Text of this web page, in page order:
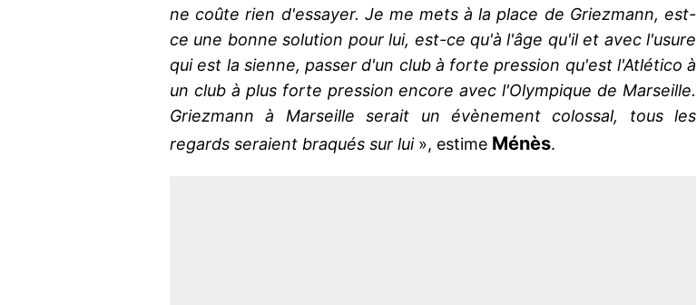
ne coûte rien d'essayer. Je me mets à la place de Griezmann, est-
ce une bonne solution pour lui, est-ce qu'à l'âge qu'il et avec l'usure
qui est la sienne, passer d'un club à forte pression qu'est l'Atlético à
un club à plus forte pression encore avec l'Olympique de Marseille.
Griezmann à Marseille serait un évènement colossal, tous les
regards seraient braqués sur lui », estime Ménès.